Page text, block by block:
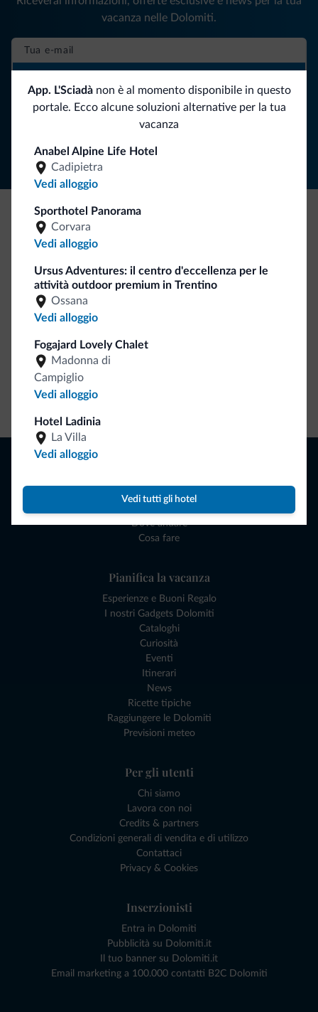
App. L'Sciadànon è al momento disponibile in questo
portale. Ecco alcune soluzioni alternative per la tua
vacanza
Anabel Alpine Life Hotel
Cadipietra
Vedi alloggio
Sporthotel Panorama
Corvara
Vedi alloggio
Ursus Adventures: il centro d'eccellenza per le
attività outdoor premium in Trentino
Ossana
Vedi alloggio
Fogajard Lovely Chalet
Madonna di
Campiglio
Vedi alloggio
Hotel Ladinia
La Villa
Vedi alloggio
Vedi tutti gli hotel
Segui Dolomiti.it
vacanza nelle Dolomiti.
Be Original, scopri la nuova collezione
Ce l'avete chiesto in tanti. Ecco la nuova collezione firmata
Dolomiti.it!
Attività locali
Dove andare
Cosa fare
Pianifica la vacanza
Esperienze e Buoni Regalo
I nostri Gadgets Dolomiti
Cataloghi
Curiosità
Eventi
Itinerari
News
Ricette tipiche
Raggiungere le Dolomiti
Previsioni meteo
Per gli utenti
Chi siamo
Lavora con noi
Credits & partners
Condizioni generali di vendita e di utilizzo
Contattaci
Privacy & Cookies
Inserzionisti
Entra in Dolomiti
Pubblicità su Dolomiti.it
Il tuo banner su Dolomiti.it
Email marketing a 100.000 contatti B2C Dolomiti